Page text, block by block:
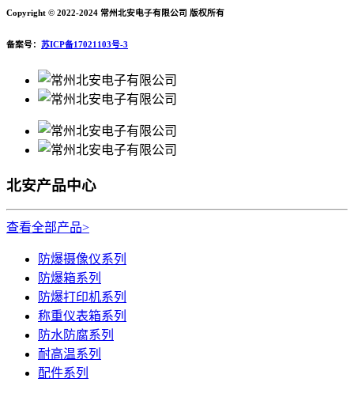
Copyright © 2022-2024 常州北安电子有限公司 版权所有
备案号： 苏ICP备17021103号-3
北安产品中心
查看全部产品>
防爆摄像仪系列
防爆箱系列
防爆打印机系列
称重仪表箱系列
防水防腐系列
耐高温系列
配件系列